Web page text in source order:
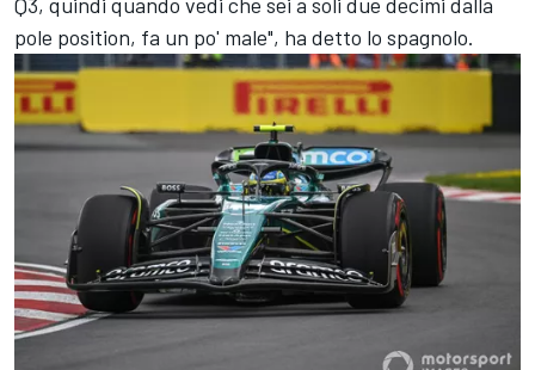
pole position, fa un po' male", ha detto lo spagnolo.